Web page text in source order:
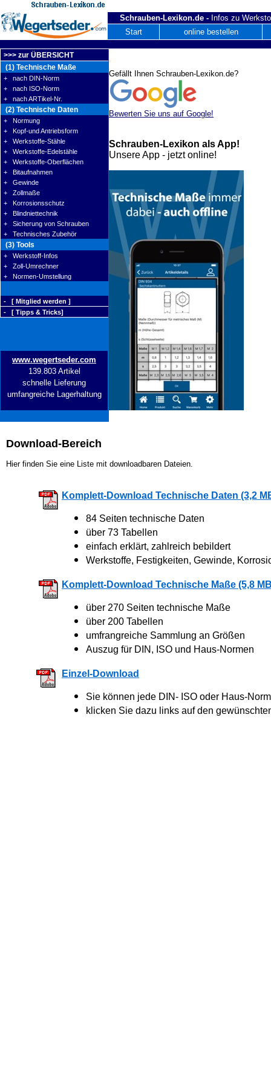
Schrauben-Lexikon.de - Infos zu
Start
online bestellen
>>> zur ÜBERSICHT
(1) Technische Maße
+ nach DIN-Norm
+ nach ISO-Norm
+ nach ARTikel-Nr.
(2) Technische Daten
+ Normung
+ Kopf-und Antriebsform
+ Werkstoffe-Stähle
+ Werkstoffe-Edelstähle
+ Werkstoffe-Oberflächen
+ Bitaufnahmen
+ Gewinde
+ Zollmaße
+ Korrosionsschutz
+ Blindniettechnik
+ Sicherung von Schrauben
+ Technisches Zubehör
(3) Tools
+ Werkstoff-Infos
+ Zoll-Umrechner
+ Normen-Umstellung
- [ Mitglied werden ]
- [ Tipps & Tricks]
www.wegertseder.com
139.803 Artikel
schnelle Lieferung
umfangreiche Lagerhaltung
Download-Bereich
Hier finden Sie eine Liste mit downloadbaren Dateien.
Komplett-Download Technische Daten (3,2
84 Seiten technische Daten
über 73 Tabellen
einfach erklärt, zahlreich bebildert
Werkstoffe, Festigkeiten, Gewinde,
Komplett-Download Technische Maße (5,8
über 270 Seiten technische Maße
über 200 Tabellen
umfrangreiche Sammlung an Größen
Auszug für DIN, ISO und Haus-Normen
Einzel-Download
Sie können jede DIN- ISO oder Haus-
klicken Sie dazu links auf den
Gefällt Ihnen Schrauben-Lexikon.de?
Bewerten Sie uns auf Google!
Schrauben-Lexikon als App!
Unsere App - jetzt online!